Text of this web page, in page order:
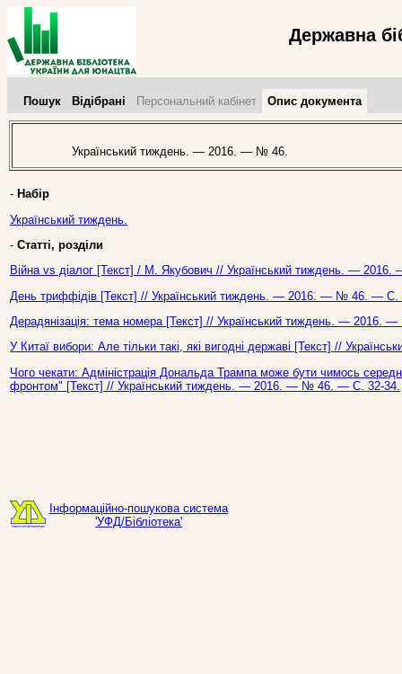
Державна
Пошук Відібрані Персональний кабінет Опис документа
Український тиждень. — 2016. — № 46.
- Набір
Український тиждень.
- Статті, розділи
Війна vs діалог [Текст] / М. Якубович // Український тиждень. —
День триффідів [Текст] // Український тиждень. — 2016. — № 46. — С.
Дерадянізація: тема номера [Текст] // Український тиждень. —
У Китаї вибори: Але тільки такі, які вигодні державі [Текст] //
Чого чекати: Адміністрація Дональда Трампа може бути чимось
фронтом" [Текст] // Український тиждень. — 2016. — № 46. — С. 32-34.
Інформаційно-пошукова система
'УФД/Бібліотека'